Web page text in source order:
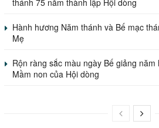
Hành hương Năm thánh và Bế mạc
Mẹ
Rộn ràng sắc màu ngày Bế giảng
Mầm non của Hội dòng